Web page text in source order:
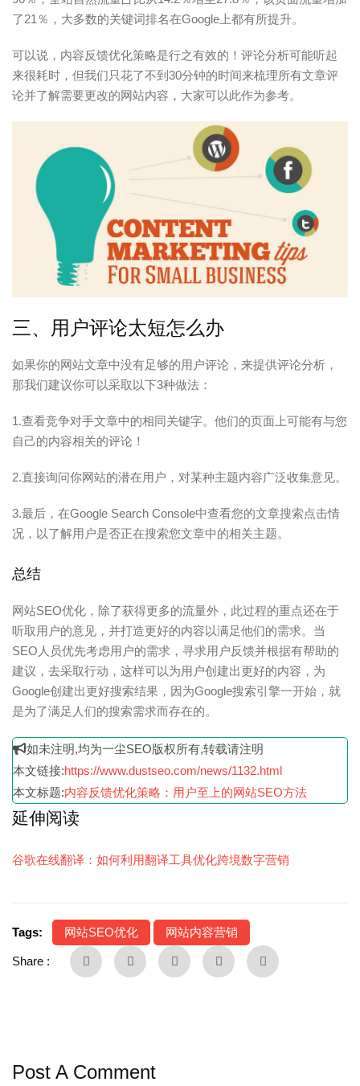
了21％，大多数的关键词排名在Google上都有所提升。
可以说，内容反馈优化策略是行之有效的！评论分析可能听起
来很耗时，但我们只花了不到30分钟的时间来梳理所有文章评
论并了解需要更改的网站内容，大家可以此作为参考。
三、用户评论太短怎么办
如果你的网站文章中没有足够的用户评论，来提供评论分析，
那我们建议你可以采取以下3种做法：
1.查看竞争对手文章中的相同关键字。他们的页面上可能有与您
自己的内容相关的评论！
2.直接询问你网站的潜在用户，对某种主题内容广泛收集意见。
3.最后，在Google Search Console中查看您的文章搜索点击情
况，以了解用户是否正在搜索您文章中的相关主题。
总结
网站SEO优化，除了获得更多的流量外，此过程的重点还在于
听取用户的意见，并打造更好的内容以满足他们的需求。当
SEO人员优先考虑用户的需求，寻求用户反馈并根据有帮助的
建议，去采取行动，这样可以为用户创建出更好的内容，为
Google创建出更好搜索结果，因为Google搜索引擎一开始，就
是为了满足人们的搜索需求而存在的。
如未注明,均为一尘SEO版权所有,转载请注明
本文链接:https://www.dustseo.com/news/1132.html
本文标题:内容反馈优化策略：用户至上的网站SEO方法
延伸阅读
谷歌在线翻译：如何利用翻译工具优化跨境数字营销
Tags: 网站SEO优化 网站内容营销
Share :
Post A Comment